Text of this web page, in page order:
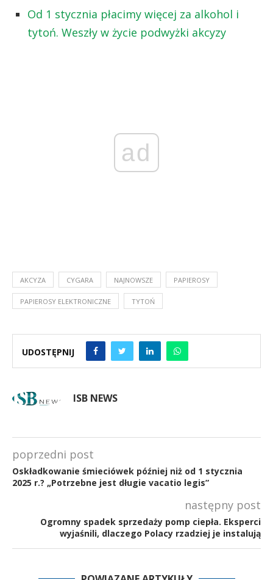
Od 1 stycznia płacimy więcej za alkohol i
tytoń. Weszły w życie podwyżki akcyzy
ad
AKCYZA CYGARA NAJNOWSZE PAPIEROSY
PAPIEROSY ELEKTRONICZNE TYTOŃ
UDOSTĘPNIJ
ISB NEWS
poprzedni post
Oskładkowanie śmieciówek później niż od 1 stycznia
2025 r.? „Potrzebne jest długie vacatio legis”
następny post
Ogromny spadek sprzedaży pomp ciepła. Eksperci
wyjaśnili, dlaczego Polacy rzadziej je instalują